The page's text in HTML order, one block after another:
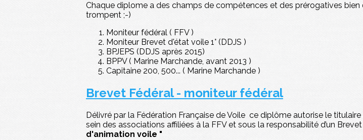
Chaque diplome a des champs de compétences et des prérogatives
trompent ;-)
Moniteur fédéral ( FFV )
Moniteur Brevet d'état voile 1° (DDJS )
BPJEPS (DDJS après 2015)
BPPV ( Marine Marchande, avant 2013 )
Capitaine 200, 500... ( Marine Marchande )
Brevet Fédéral - moniteur fédéral
Délivré par la Fédération Française de Voile ce diplôme autorise le
sein des associations affiliées à la FFV et sous la responsabilité d’un
d'animation voile "